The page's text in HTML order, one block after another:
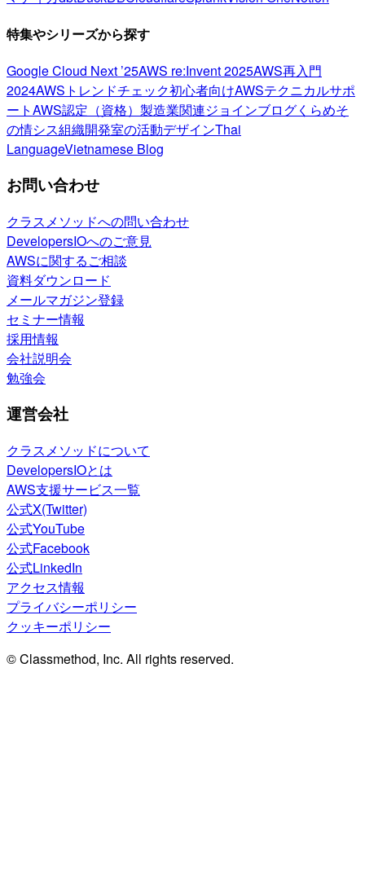
特集やシリーズから探す
Google Cloud Next ’25AWS re:Invent 2025AWS再入門
2024AWSトレンドチェック初心者向けAWSテクニカルサポ
ートAWS認定（資格） 製造業関連ジョインブログくらめそ
の情シス組織開発室の活動デザインThai
LanguageVietnamese Blog
お問い合わせ
クラスメソッドへの問い合わせ
DevelopersIOへのご意見
AWSに関するご相談
資料ダウンロード
メールマガジン登録
セミナー情報
採用情報
会社説明会
勉強会
運営会社
クラスメソッドについて
DevelopersIOとは
AWS支援サービス一覧
公式X(Twitter)
公式YouTube
公式Facebook
公式LinkedIn
アクセス情報
プライバシーポリシー
クッキーポリシー
© Classmethod, Inc. All rights reserved.